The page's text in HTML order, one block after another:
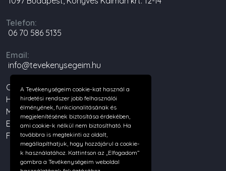
Telefon:
06 70 586 5135
Email:
info@tevekenysegeim.hu
Cégünkről
Hírek
Miért érdemes regisztrálni?
Emelje ki cégét
Felhasználási feltételek
A Tevékenységeim cookie-kat használ a
hirdetési rendszer jobb felhasználói
élményének, funkcionalitásának és
megjelenítésének biztosítása érdekében,
ami cookie-k nélkül nem biztosítható. Ha
továbbra is megtekinti az oldalt,
megállapíthatjuk, hogy hozzájárul a cookie-
k használatához. Kattintson az „Elfogadom”
gombra a Tevékenységeim weboldal